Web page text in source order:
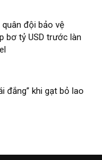
đội bảo vệ
bơ tỷ USD trước làn
đắng” khi gạt bỏ lao